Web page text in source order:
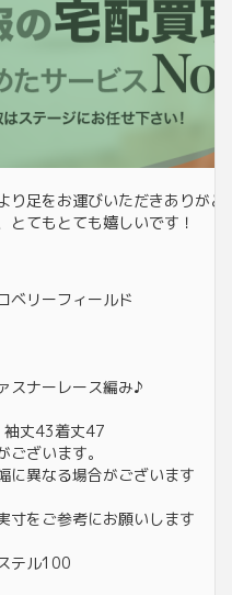
り足をお運びいただきありがと
とてもとても嬉しいです！
ベリーフィールド
スナーレース編み♪
袖丈43着丈47
ざいます。
に異なる場合がございます
寸をご参考にお願いします
テル100